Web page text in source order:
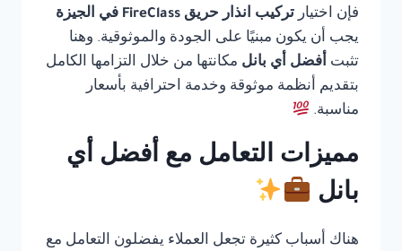
فإن اختيار تركيب انذار حريق FireClass في الجيزة
يجب أن يكون مبنيًا على الجودة والموثوقية. وهنا
تثبت أفضل أي بانل مكانتها من خلال التزامها الكامل
بتقديم أنظمة موثوقة وخدمة احترافية بأسعار
مناسبة.
مميزات التعامل مع أفضل أي
بانل
هناك أسباب كثيرة تجعل العملاء يفضلون التعامل مع